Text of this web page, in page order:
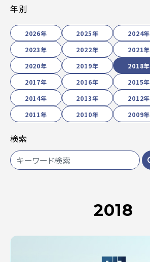
年別
2026年 2025年
2024年
2023年
2022年
2021年
2020年
2019年
2018年
2017年
2016年
2015年
2014年
2013年
2012年
2011年
2010年 2009年
検索
2018